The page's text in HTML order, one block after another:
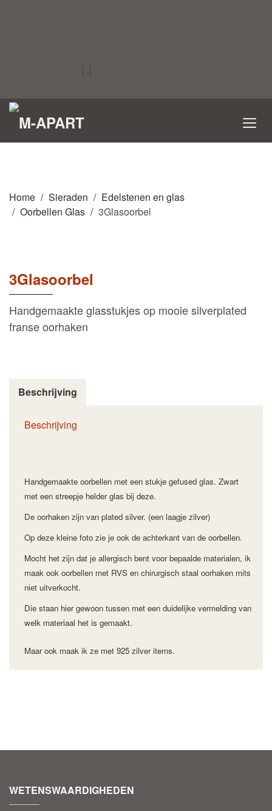
Home Sieraden
Edelstenen en glas
Oorbellen Glas
3Glasoorbel
3Glasoorbel
Handgemaakte glasstukjes op mooie silverplated
franse oorhaken
Beschrijving
Beschrijving
Handgemaakte oorbellen met een stukje gefused glas. Zwart
met een streepje helder glas bij deze.
De oorhaken zijn van plated silver. (een laagje zilver)
Op deze kleine foto zie je ook de achterkant van de oorbellen.
Mocht het zijn dat je allergisch bent voor bepaalde materialen, ik
maak ook oorbellen met RVS en chirurgisch staal oorhaken mits
niet uitverkocht.
Die staan hier gewoon tussen met een duidelijke vermelding van
welk materiaal het is gemaakt.
Maar ook maak ik ze met 925 zilver items.
WETENSWAARDIGHEDEN